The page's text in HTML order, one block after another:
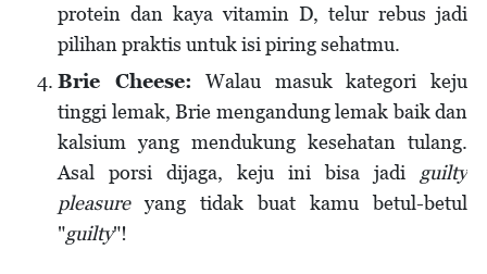
protein dan kaya vitamin D, telur rebus jadi
pilihan praktis untuk isi piring sehatmu.
Brie Cheese: Walau masuk kategori keju
tinggi lemak, Brie mengandung lemak baik dan
kalsium yang mendukung kesehatan tulang.
Asal porsi dijaga, keju ini bisa jadi guilty
pleasureyang tidak buat kamu betul-betul
"guilty"!